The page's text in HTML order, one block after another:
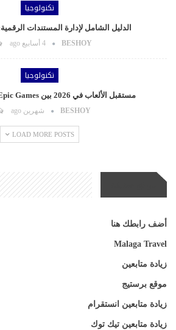
تكنولوجيا
الدليل الشامل لإدارة المستندات
BESHOY 4 أسابيع ago
تكنولوجيا
مستقبل الألعاب في 2026 بين Epic Games وPlayStation…
BESHOY شهرين ago
LOAD MORE POSTS
أضف رابطك هنا
Malaga Travel
زيادة متابعين
موقع برستيج
زيادة متابعين انستقرام
زيادة متابعين تيك توك